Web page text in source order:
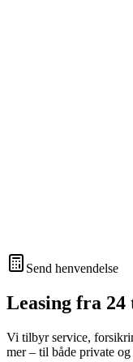
Send henvendelse
Leasing fra 24
Vi tilbyr service,
mer – til både private